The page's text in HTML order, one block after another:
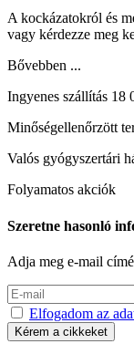
A kockázatokról és
vagy kérdezze meg
Bővebben ...
Ingyenes szállítás 18
Minőségellenőrzött
Valós gyógyszertári
Folyamatos akciók
Szeretne hasonló
Adja meg e-mail
Elfogadom az
Kérem a cikkeket